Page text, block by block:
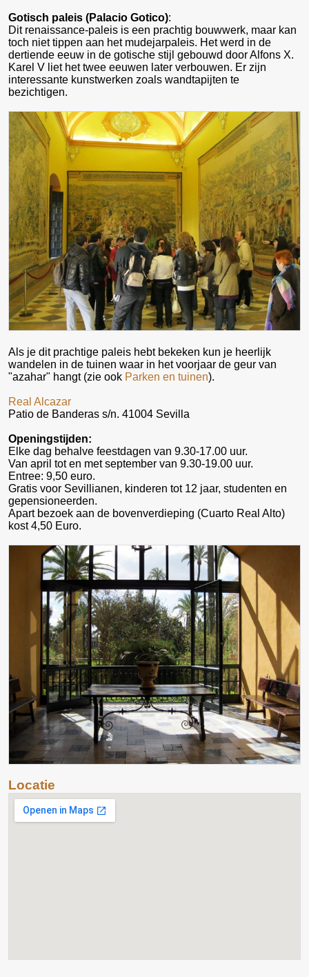
Gotisch paleis (Palacio Gotico):
Dit renaissance-paleis is een prachtig bouwwerk, maar kan
toch niet tippen aan het mudejarpaleis. Het werd in de
dertiende eeuw in de gotische stijl gebouwd door Alfons X.
Karel V liet het twee eeuwen later verbouwen. Er zijn
interessante kunstwerken zoals wandtapijten te
bezichtigen.
Als je dit prachtige paleis hebt bekeken kun je heerlijk
wandelen in de tuinen waar in het voorjaar de geur van
"azahar" hangt (zie ook Parken en tuinen).
Real Alcazar
Patio de Banderas s/n. 41004 Sevilla
Openingstijden:
Elke dag behalve feestdagen van 9.30-17.00 uur.
Van april tot en met september van 9.30-19.00 uur.
Entree: 9,50 euro.
Gratis voor Sevillianen, kinderen tot 12 jaar, studenten en
gepensioneerden.
Apart bezoek aan de bovenverdieping (Cuarto Real Alto)
kost 4,50 Euro.
Locatie